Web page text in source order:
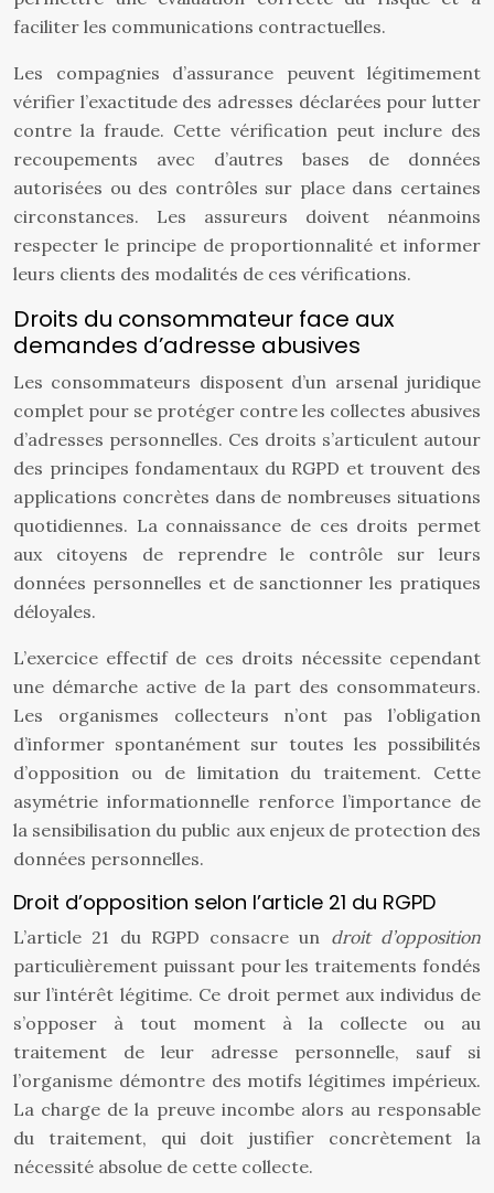
faciliter les communications contractuelles.
Les compagnies d’assurance peuvent légitimement
vérifier l’exactitude des adresses déclarées pour lutter
contre la fraude. Cette vérification peut inclure des
recoupements avec d’autres bases de données
autorisées ou des contrôles sur place dans certaines
circonstances. Les assureurs doivent néanmoins
respecter le principe de proportionnalité et informer
leurs clients des modalités de ces vérifications.
Droits du consommateur face aux
demandes d’adresse abusives
Les consommateurs disposent d’un arsenal juridique
complet pour se protéger contre les collectes abusives
d’adresses personnelles. Ces droits s’articulent autour
des principes fondamentaux du RGPD et trouvent des
applications concrètes dans de nombreuses situations
quotidiennes. La connaissance de ces droits permet
aux citoyens de reprendre le contrôle sur leurs
données personnelles et de sanctionner les pratiques
déloyales.
L’exercice effectif de ces droits nécessite cependant
une démarche active de la part des consommateurs.
Les organismes collecteurs n’ont pas l’obligation
d’informer spontanément sur toutes les possibilités
d’opposition ou de limitation du traitement. Cette
asymétrie informationnelle renforce l’importance de
la sensibilisation du public aux enjeux de protection des
données personnelles.
Droit d’opposition selon l’article 21 du RGPD
L’article 21 du RGPD consacre un droit d’opposition
particulièrement puissant pour les traitements fondés
sur l’intérêt légitime. Ce droit permet aux individus de
s’opposer à tout moment à la collecte ou au
traitement de leur adresse personnelle, sauf si
l’organisme démontre des motifs légitimes impérieux.
La charge de la preuve incombe alors au responsable
du traitement, qui doit justifier concrètement la
nécessité absolue de cette collecte.